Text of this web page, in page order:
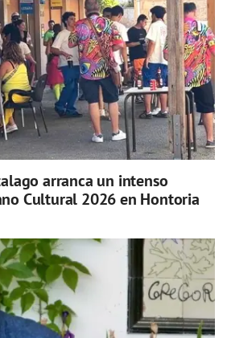
arranca un intenso
Cultural 2026 en Hontoria